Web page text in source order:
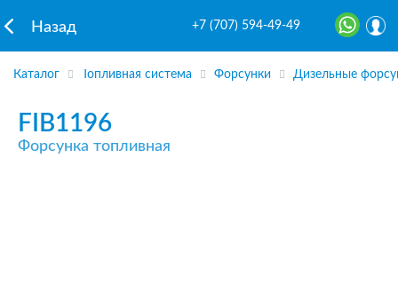
Назад +7 (707) 594-49-49
Каталог Топливная система Форсунки Дизельные
FIB1196
Форсунка топливная